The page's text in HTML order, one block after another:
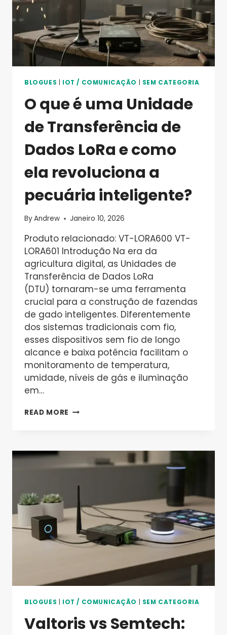
BLOGUES IOT / COMUNICAÇÃO SEM CATEGORIA
O que é uma Unidade
de Transferência de
Dados LoRa e como
ela revoluciona a
pecuária inteligente?
ByAndrew Janeiro 10, 2026
Produto relacionado: VT-LORA600 VT-
LORA601 Introdução Na era da
agricultura digital, as Unidades de
Transferência de Dados LoRa
(DTU) tornaram-se uma ferramenta
crucial para a construção de fazendas
de gado inteligentes. Diferentemente
dos sistemas tradicionais com fio,
esses dispositivos sem fio de longo
alcance e baixa potência facilitam o
monitoramento de temperatura,
umidade, níveis de gás e iluminação
em…
READ MORE O
UNIDADE
TRANSFERÊNCIA
LORA
E
COMO
ELA
REVOLUCIONA
INTELIGENTE?
BLOGUES IOT / COMUNICAÇÃO SEM CATEGORIA
Valtoris vs Semtech: